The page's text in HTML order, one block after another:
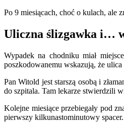
Po 9 miesiącach, choć o kulach, ale
Uliczna ślizgawka i…
Wypadek na chodniku miał
poszkodowanemu wskazują, że
Pan Witold jest starszą osobą i
do szpitala. Tam lekarze stwierdzili
Kolejne miesiące przebiegały pod
pierwszy kilkunastominutowy